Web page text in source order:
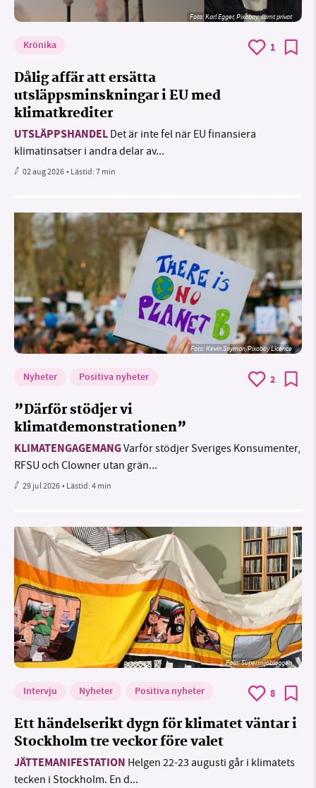
Foto:Karl Egger, Pixabay, samt privat
Krönika 1
Dålig affär att ersätta
utsläppsminskningar i EU med
klimatkrediter
UTSLÄPPSHANDEL Det är inte fel när EU finansiera
klimatinsatser i andra delar av...
02 aug 2026• Lästid:7 min
Foto:Kevin Snyman/Pixabay Licence
Nyheter Positiva nyheter 2
”Därför stödjer vi
klimatdemonstrationen”
KLIMATENGAGEMANGVarför stödjer Sveriges Konsumenter,
RFSU och Clowner utan grän...
29 jul 2026• Lästid:4 min
Foto: Supermijöbloggen
Intervju Nyheter Positiva nyheter 8
Ett händelserikt dygn för klimatet väntar i
Stockholm tre veckor före valet
JÄTTEMANIFESTATION Helgen 22-23 augusti går i klimatets
tecken i Stockholm. En d...